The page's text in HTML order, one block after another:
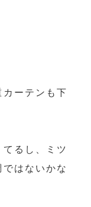
ーテンも下
るし、ミツ
はないかな